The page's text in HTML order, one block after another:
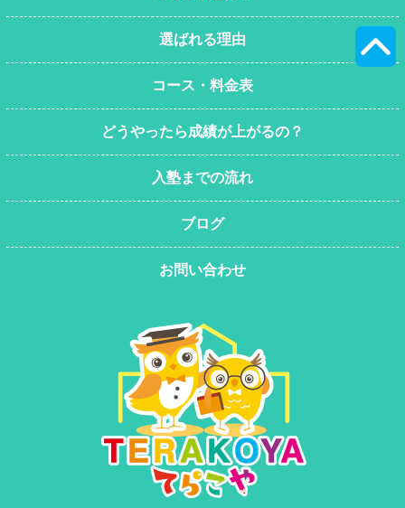
選ばれる理由
コース・料金表
どうやったら成績が上がるの？
入塾までの流れ
ブログ
お問い合わせ